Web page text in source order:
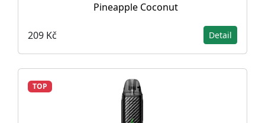
Pineapple Coconut
209 Kč Detail
TOP